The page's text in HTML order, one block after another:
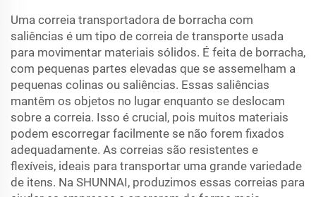
Uma correia transportadora de borracha com
saliências é um tipo de correia de transporte usada
para movimentar materiais sólidos. É feita de borracha,
com pequenas partes elevadas que se assemelham a
pequenas colinas ou saliências. Essas saliências
mantêm os objetos no lugar enquanto se deslocam
sobre a correia. Isso é crucial, pois muitos materiais
podem escorregar facilmente se não forem fixados
adequadamente. As correias são resistentes e
flexíveis, ideais para transportar uma grande variedade
de itens. Na SHUNNAI, produzimos essas correias para